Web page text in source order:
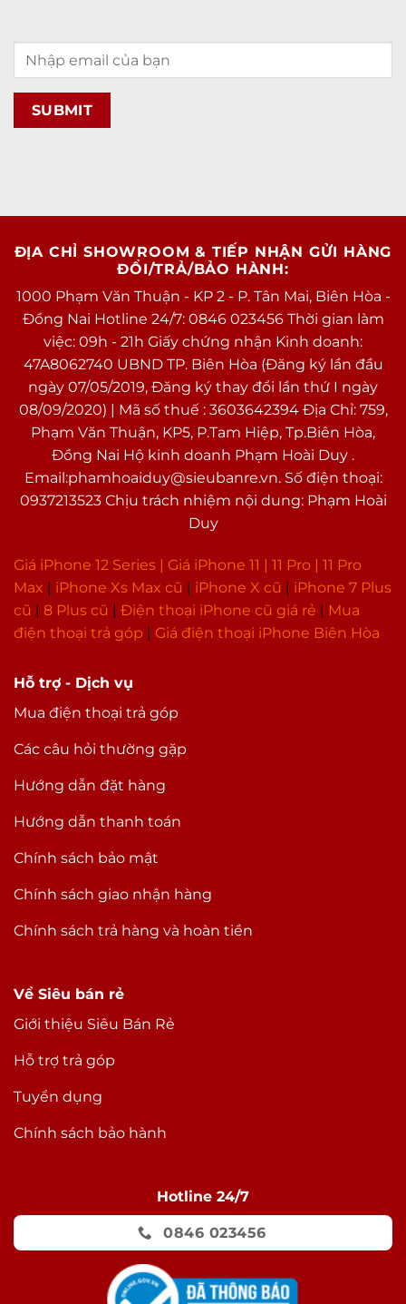
Hỗ trợ - Dịch vụ
Mua điện thoại trả góp
Các câu hỏi thường gặp
Hướng dẫn đặt hàng
Hướng dẫn thanh toán
Chính sách bảo mật
Chính sách giao nhận hàng
Chính sách trả hàng và hoàn tiền
Về Siêu bán rẻ
Giới thiệu Siêu Bán Rẻ
Hỗ trợ trả góp
Tuyển dụng
Chính sách bảo hành
Hotline 24/7
0846 023456
ĐỊA CHỈ SHOWROOM & TIẾP NHẬN GỬI HÀNG
ĐỔI/TRẢ/BẢO HÀNH:
1000 Phạm Văn Thuận - KP 2 - P. Tân Mai, Biên Hòa -
Đồng Nai Hotline 24/7: 0846 023456 Thời gian làm
việc: 09h - 21h Giấy chứng nhận Kinh doanh:
47A8062740 UBND TP. Biên Hòa (Đăng ký lần đầu
ngày 07/05/2019, Đăng ký thay đổi lần thứ I ngày
08/09/2020) | Mã số thuế : 3603642394 Địa Chỉ: 759,
Phạm Văn Thuận, KP5, P.Tam Hiệp, Tp.Biên Hòa,
Đồng Nai Hộ kinh doanh Phạm Hoài Duy .
Email:phamhoaiduy@sieubanre.vn. Số điện thoại:
0937213523 Chịu trách nhiệm nội dung: Phạm Hoài
Duy
Giá iPhone 12 Series | Giá iPhone 11 | 11 Pro | 11 Pro
Max | iPhone Xs Max cũ | iPhone X cũ | iPhone 7 Plus
cũ | 8 Plus cũ | Điện thoại iPhone cũ giá rẻ | Mua
điện thoại trả góp | Giá điện thoại iPhone Biên Hòa